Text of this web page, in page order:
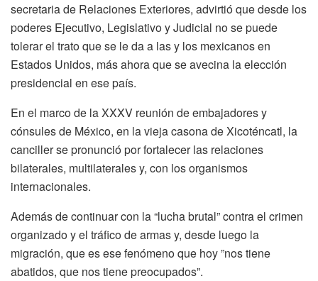
secretaria de Relaciones Exteriores, advirtió que desde los
poderes Ejecutivo, Legislativo y Judicial no se puede
tolerar el trato que se le da a las y los mexicanos en
Estados Unidos, más ahora que se avecina la elección
presidencial en ese país.
En el marco de la XXXV reunión de embajadores y
cónsules de México, en la vieja casona de Xicoténcatl, la
canciller se pronunció por fortalecer las relaciones
bilaterales, multilaterales y, con los organismos
internacionales.
Además de continuar con la “lucha brutal” contra el crimen
organizado y el tráfico de armas y, desde luego la
migración, que es ese fenómeno que hoy ”nos tiene
abatidos, que nos tiene preocupados”.